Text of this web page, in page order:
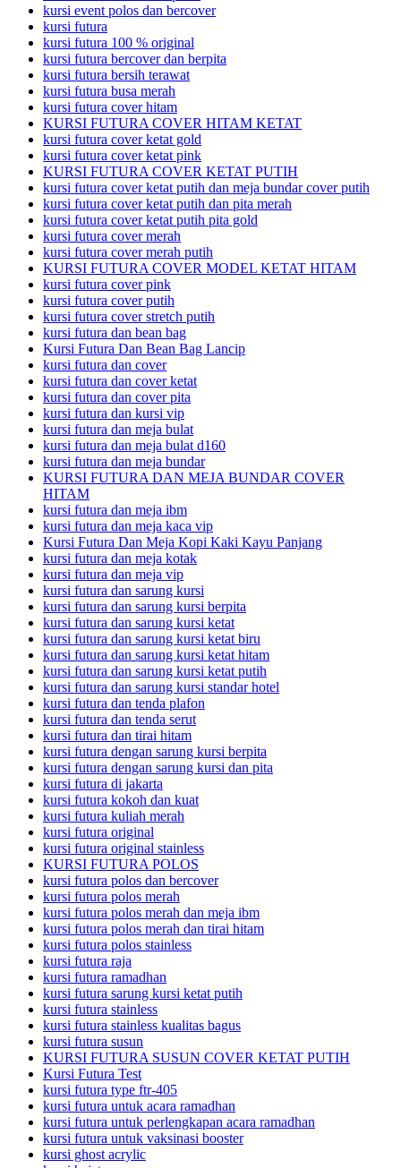
kursi event polos dan bercover
kursi futura
kursi futura 100 % original
kursi futura bercover dan berpita
kursi futura bersih terawat
kursi futura busa merah
kursi futura cover hitam
KURSI FUTURA COVER HITAM KETAT
kursi futura cover ketat gold
kursi futura cover ketat pink
KURSI FUTURA COVER KETAT PUTIH
kursi futura cover ketat putih dan meja bundar cover putih
kursi futura cover ketat putih dan pita merah
kursi futura cover ketat putih pita gold
kursi futura cover merah
kursi futura cover merah putih
KURSI FUTURA COVER MODEL KETAT HITAM
kursi futura cover pink
kursi futura cover putih
kursi futura cover stretch putih
kursi futura dan bean bag
Kursi Futura Dan Bean Bag Lancip
kursi futura dan cover
kursi futura dan cover ketat
kursi futura dan cover pita
kursi futura dan kursi vip
kursi futura dan meja bulat
kursi futura dan meja bulat d160
kursi futura dan meja bundar
KURSI FUTURA DAN MEJA BUNDAR COVER
HITAM
kursi futura dan meja ibm
kursi futura dan meja kaca vip
Kursi Futura Dan Meja Kopi Kaki Kayu Panjang
kursi futura dan meja kotak
kursi futura dan meja vip
kursi futura dan sarung kursi
kursi futura dan sarung kursi berpita
kursi futura dan sarung kursi ketat
kursi futura dan sarung kursi ketat biru
kursi futura dan sarung kursi ketat hitam
kursi futura dan sarung kursi ketat putih
kursi futura dan sarung kursi standar hotel
kursi futura dan tenda plafon
kursi futura dan tenda serut
kursi futura dan tirai hitam
kursi futura dengan sarung kursi berpita
kursi futura dengan sarung kursi dan pita
kursi futura di jakarta
kursi futura kokoh dan kuat
kursi futura kuliah merah
kursi futura original
kursi futura original stainless
KURSI FUTURA POLOS
kursi futura polos dan bercover
kursi futura polos merah
kursi futura polos merah dan meja ibm
kursi futura polos merah dan tirai hitam
kursi futura polos stainless
kursi futura raja
kursi futura ramadhan
kursi futura sarung kursi ketat putih
kursi futura stainless
kursi futura stainless kualitas bagus
kursi futura susun
KURSI FUTURA SUSUN COVER KETAT PUTIH
Kursi Futura Test
kursi futura type ftr-405
kursi futura untuk acara ramadhan
kursi futura untuk perlengkapan acara ramadhan
kursi futura untuk vaksinasi booster
kursi ghost acrylic